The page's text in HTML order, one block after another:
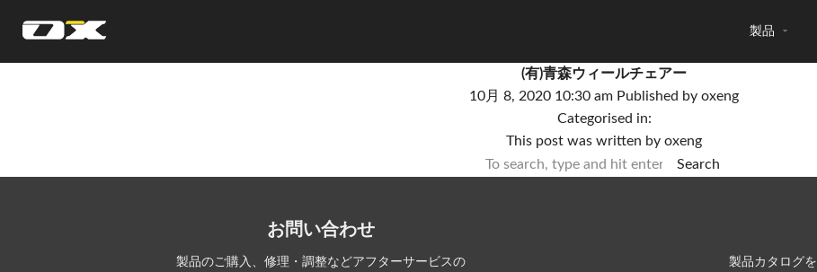
製品
(有)青森ウィールチェアー
10月 8, 2020 10:30 am Published by oxeng
Categorised in:
This post was written by oxeng
Search
お問い合わせ
製品のご購入、修理・調整などアフターサービスの
製品カタログを